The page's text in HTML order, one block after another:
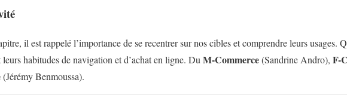
il est rappelé l’importance de se recentrer sur nos cibles et comprendre leurs usages.
leurs habitudes de navigation et d’achat en ligne. Du M-Commerce(Sandrine Andro), F-
(Jérémy Benmoussa).